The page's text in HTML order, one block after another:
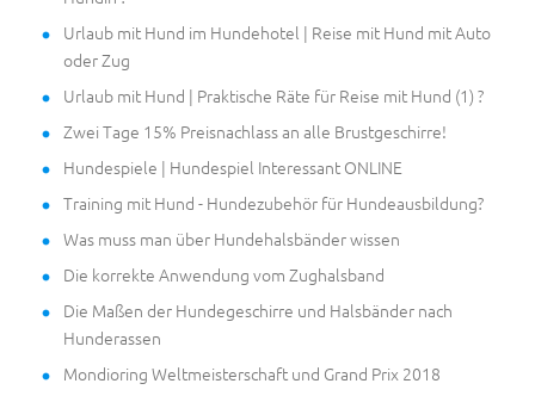
Urlaub mit Hund im Hundehotel | Reise mit Hund mit Auto
oder Zug
Urlaub mit Hund | Praktische Räte für Reise mit Hund (1) ?
Zwei Tage 15% Preisnachlass an alle Brustgeschirre!
Hundespiele | Hundespiel Interessant ONLINE
Training mit Hund - Hundezubehör für Hundeausbildung?
Was muss man über Hundehalsbänder wissen
Die korrekte Anwendung vom Zughalsband
Die Maßen der Hundegeschirre und Halsbänder nach
Hunderassen
Mondioring Weltmeisterschaft und Grand Prix 2018